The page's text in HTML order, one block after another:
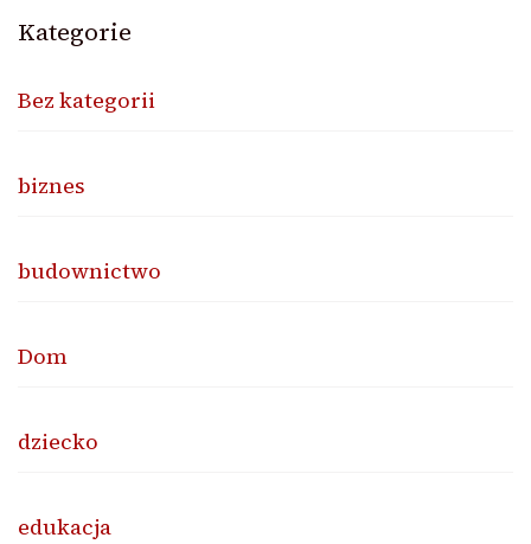
Kategorie
Bez kategorii
biznes
budownictwo
Dom
dziecko
edukacja